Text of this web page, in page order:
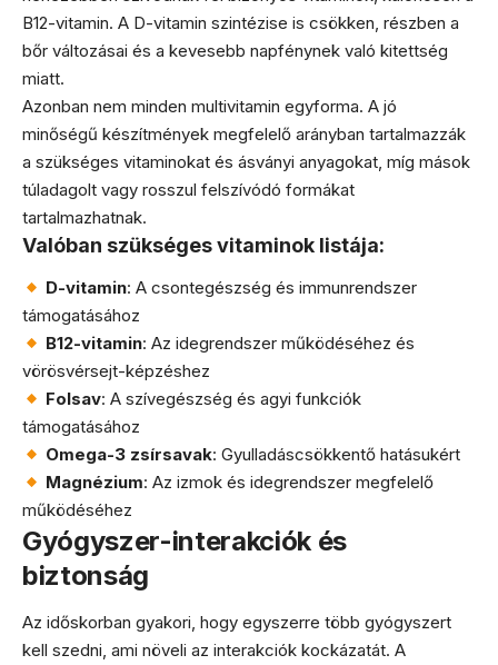
B12-vitamin. A D-vitamin szintézise is csökken, részben a
bőr változásai és a kevesebb napfénynek való kitettség
miatt.
Azonban nem minden multivitamin egyforma. A jó
minőségű készítmények megfelelő arányban tartalmazzák
a szükséges vitaminokat és ásványi anyagokat, míg mások
túladagolt vagy rosszul felszívódó formákat
tartalmazhatnak.
Valóban szükséges vitaminok listája:
D-vitamin: A csontegészség és immunrendszer
támogatásához
B12-vitamin: Az idegrendszer működéséhez és
vörösvérsejt-képzéshez
Folsav: A szívegészség és agyi funkciók
támogatásához
Omega-3 zsírsavak: Gyulladáscsökkentő hatásukért
Magnézium: Az izmok és idegrendszer megfelelő
működéséhez
Gyógyszer-interakciók és
biztonság
Az időskorban gyakori, hogy egyszerre több gyógyszert
kell szedni, ami növeli az interakciók kockázatát. A